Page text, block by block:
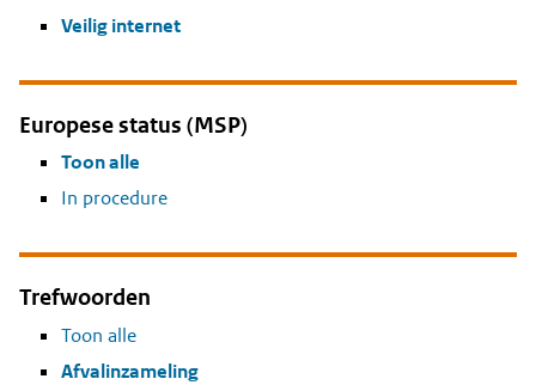
Veilig internet
Europese status (MSP)
Toon alle
In procedure
Trefwoorden
Toon alle
Afvalinzameling